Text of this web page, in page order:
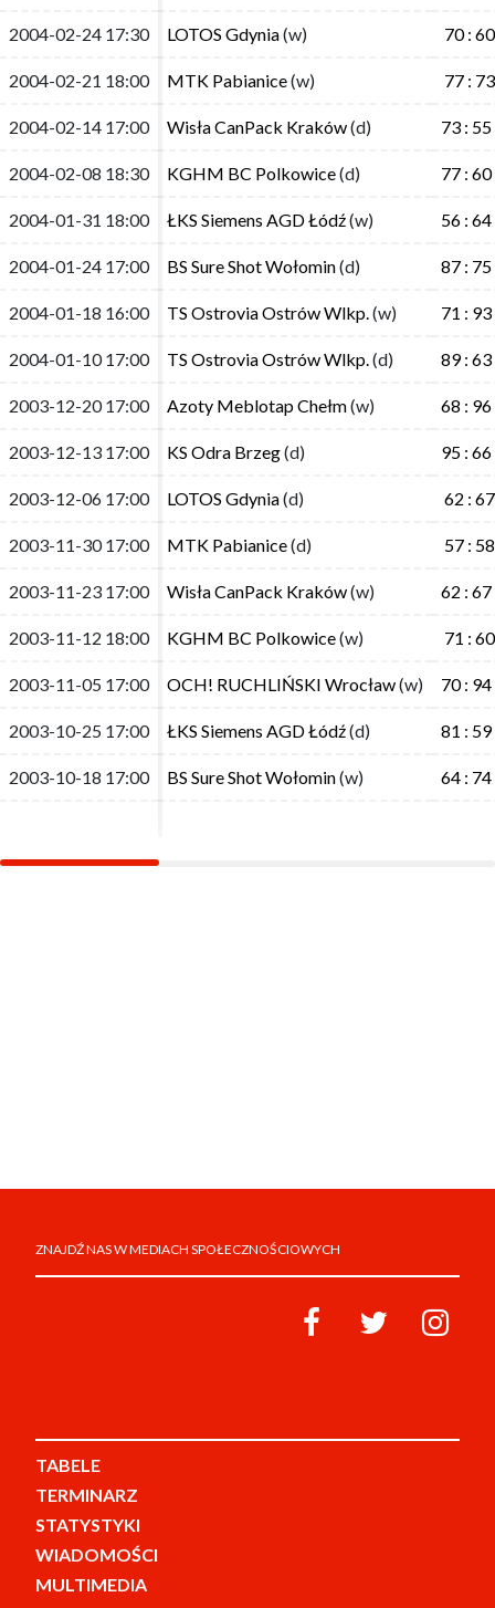
2004-02-24 17:30 LOTOS Gdynia(w) 70 : 60
2004-02-21 18:00 MTK Pabianice(w) 77 : 73
2004-02-14 17:00 Wisła CanPack Kraków(d) 73 : 55
2004-02-08 18:30 KGHM BC Polkowice(d) 77 : 60
2004-01-31 18:00 ŁKS Siemens AGD Łódź(w) 56 : 64
2004-01-24 17:00 BS Sure Shot Wołomin(d) 87 : 75
2004-01-18 16:00 TS Ostrovia Ostrów Wlkp.(w) 71 : 93
2004-01-10 17:00 TS Ostrovia Ostrów Wlkp.(d) 89 : 63
2003-12-20 17:00 Azoty Meblotap Chełm(w) 68 : 96
2003-12-13 17:00 KS Odra Brzeg(d) 95 : 66
2003-12-06 17:00 LOTOS Gdynia(d) 62 : 67
2003-11-30 17:00 MTK Pabianice(d) 57 : 58
2003-11-23 17:00 Wisła CanPack Kraków(w) 62 : 67
2003-11-12 18:00 KGHM BC Polkowice(w) 71 : 60
2003-11-05 17:00 OCH! RUCHLIŃSKI Wrocław(w) 70 : 94
2003-10-25 17:00 ŁKS Siemens AGD Łódź(d) 81 : 59
2003-10-18 17:00 BS Sure Shot Wołomin(w) 64 : 74
2004-02-24 17:30 LOTOS Gdynia(w) 70 : 60
2004-02-21 18:00 MTK Pabianice(w) 77 : 73
2004-02-14 17:00 Wisła CanPack Kraków(d) 73 : 55
2004-02-08 18:30 KGHM BC Polkowice(d) 77 : 60
2004-01-31 18:00 ŁKS Siemens AGD Łódź(w) 56 : 64
2004-01-24 17:00 BS Sure Shot Wołomin(d) 87 : 75
2004-01-18 16:00 TS Ostrovia Ostrów Wlkp.(w) 71 : 93
2004-01-10 17:00 TS Ostrovia Ostrów Wlkp.(d) 89 : 63
2003-12-20 17:00 Azoty Meblotap Chełm(w) 68 : 96
2003-12-13 17:00 KS Odra Brzeg(d) 95 : 66
2003-12-06 17:00 LOTOS Gdynia(d) 62 : 67
2003-11-30 17:00 MTK Pabianice(d) 57 : 58
2003-11-23 17:00 Wisła CanPack Kraków(w) 62 : 67
2003-11-12 18:00 KGHM BC Polkowice(w) 71 : 60
2003-11-05 17:00 OCH! RUCHLIŃSKI Wrocław(w) 70 : 94
2003-10-25 17:00 ŁKS Siemens AGD Łódź(d) 81 : 59
2003-10-18 17:00 BS Sure Shot Wołomin(w) 64 : 74
ZNAJDŹ NAS W MEDIACH SPOŁECZNOŚCIOWYCH
TABELE
TERMINARZ
STATYSTYKI
WIADOMOŚCI
MULTIMEDIA